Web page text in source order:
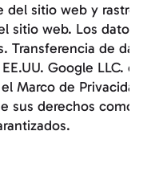
del sitio web y
sitio web. Los datos
Transferencia de
Google LLC.
Marco de
sus derechos como